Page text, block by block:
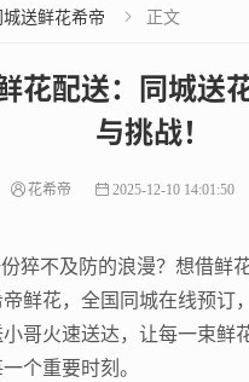
城送鲜花希帝  正文
花配送：同城送
与挑战！
花希帝 2025-12-10 14:01:50
猝不及防的浪漫？想借鲜
鲜花，全国同城在线预订
哥火速送达，让每一束鲜
个重要时刻。